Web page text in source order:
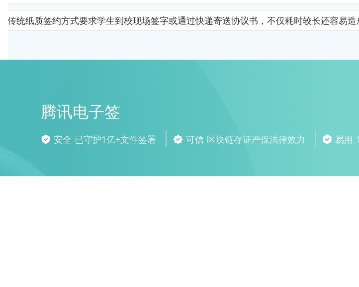
统纸质签约方式要求学生到校现场签字或通过快递寄送协议书，不仅耗时较长还容
腾讯电子签
安全 已守护1亿+文件签署 可信 区块链存证严保法律效力 易用